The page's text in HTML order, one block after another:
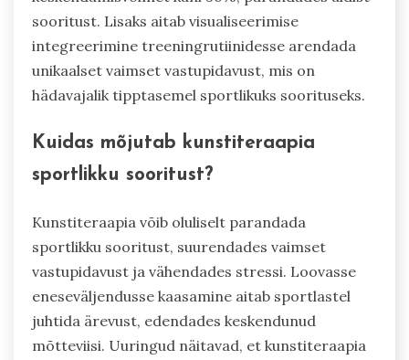
sooritust. Lisaks aitab visualiseerimise
integreerimine treeningrutiinidesse arendada
unikaalset vaimset vastupidavust, mis on
hädavajalik tipptasemel sportlikuks soorituseks.
Kuidas mõjutab kunstiteraapia
sportlikku sooritust?
Kunstiteraapia võib oluliselt parandada
sportlikku sooritust, suurendades vaimset
vastupidavust ja vähendades stressi. Loovasse
eneseväljendusse kaasamine aitab sportlastel
juhtida ärevust, edendades keskendunud
mõtteviisi. Uuringud näitavad, et kunstiteraapia